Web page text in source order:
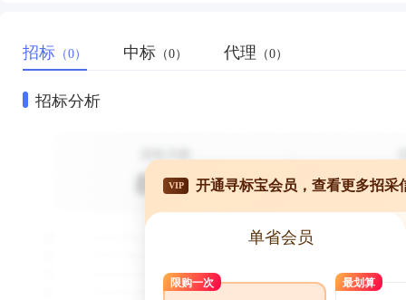
招标 （0） 中标 （0） 代理 （0）
招标分析
VIP 开通寻标宝会员，查看更多招采
单省会员
限购一次 最划算